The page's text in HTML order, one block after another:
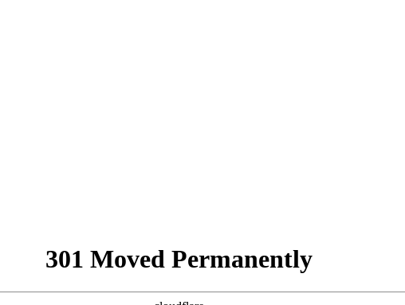
301 Moved Permanently